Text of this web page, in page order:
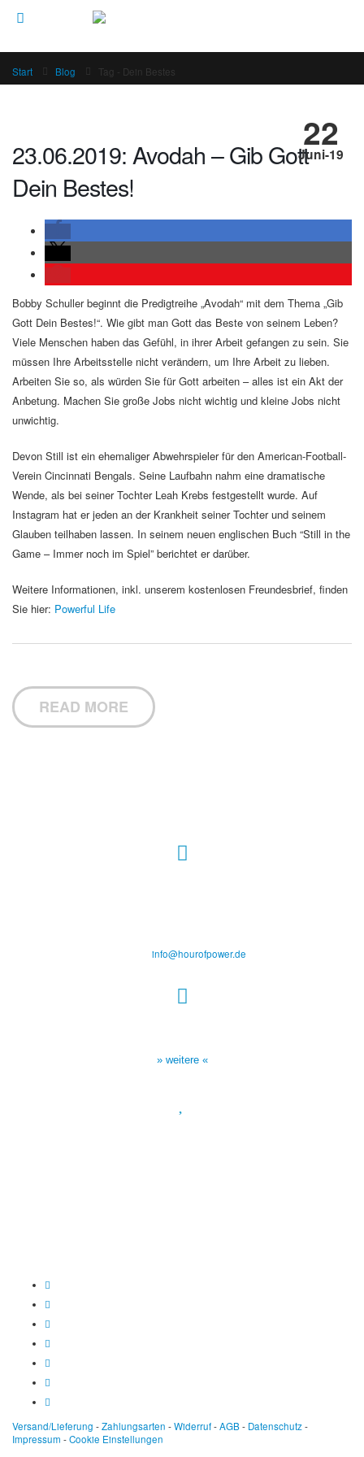
Start Blog Tag - Dein Bestes
22
Juni-19
23.06.2019: Avodah – Gib Gott
Dein Bestes!
Bobby Schuller beginnt die Predigtreihe „Avodah“ mit dem Thema „Gib
Gott Dein Bestes!“. Wie gibt man Gott das Beste von seinem Leben?
Viele Menschen haben das Gefühl, in ihrer Arbeit gefangen zu sein. Sie
müssen Ihre Arbeitsstelle nicht verändern, um Ihre Arbeit zu lieben.
Arbeiten Sie so, als würden Sie für Gott arbeiten – alles ist ein Akt der
Anbetung. Machen Sie große Jobs nicht wichtig und kleine Jobs nicht
unwichtig.
Devon Still ist ein ehemaliger Abwehrspieler für den American-Football-
Verein Cincinnati Bengals. Seine Laufbahn nahm eine dramatische
Wende, als bei seiner Tochter Leah Krebs festgestellt wurde. Auf
Instagram hat er jeden an der Krankheit seiner Tochter und seinem
Glauben teilhaben lassen. In seinem neuen englischen Buch “Still in the
Game – Immer noch im Spiel” berichtet er darüber.
Weitere Informationen, inkl. unserem kostenlosen Freundesbrief, finden
Sie hier: Powerful Life
READ MORE
info@hourofpower.de
» weitere «
Versand/Lieferung -Zahlungsarten -Widerruf-AGB- Datenschutz-
Impressum -Cookie Einstellungen